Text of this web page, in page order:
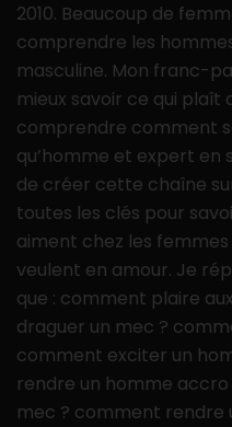
2010. Beaucoup de
comprendre les
masculine. Mon franc-
mieux savoir ce qui plaît
comprendre comment
qu’homme et expert en
de créer cette chaîne
toutes les clés pour
aiment chez les
veulent en amour. Je
que : comment plaire
draguer un mec ?
comment exciter un
rendre un homme
mec ? comment rendre